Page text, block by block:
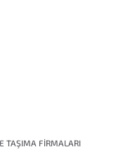
TAŞIMA FIRMALARI